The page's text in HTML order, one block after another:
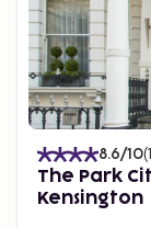
8.6/10(
The Park
Kensington